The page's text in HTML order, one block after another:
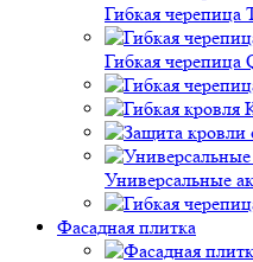
Гибкая
Гибкая черепица
Универсальные
Фасадная плитка